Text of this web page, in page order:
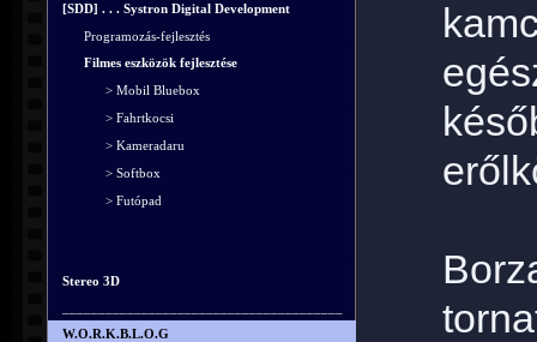
[SDD] . . . Systron Digital Development
Programozás-fejlesztés
Filmes eszközök fejlesztése
> Mobil Bluebox
> Fahrtkocsi
> Kameradaru
> Softbox
> Futópad
Stereo 3D
W.O.R.K.B.L.O.G